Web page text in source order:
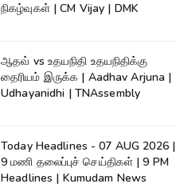
நிகழ்வுகள் | CM Vijay | DMK
ஆதவ் vs உதயநிதி உதயநிதிக்கு
தைரியம் இருக்க | Aadhav Arjuna |
Udhayanidhi | TNAssembly
Today Headlines - 07 AUG 2026 |
9 மணி தலைப்புச் செய்திகள் | 9 PM
Headlines | Kumudam News